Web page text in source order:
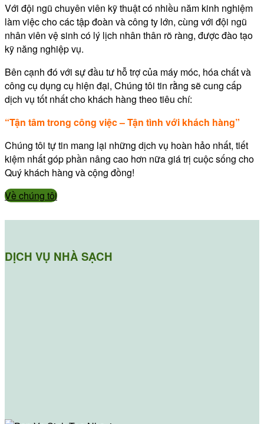
Với đội ngũ chuyên viên kỹ thuật có nhiều năm kinh nghiệm
làm việc cho các tập đoàn và công ty lớn, cùng với đội ngũ
nhân viên vệ sinh có lý lịch nhân thân rõ ràng, được đào tạo
kỹ năng nghiệp vụ.
Bên cạnh đó với sự đầu tư hỗ trợ của máy móc, hóa chất và
công cụ dụng cụ hiện đại, Chúng tôi tin rằng sẽ cung cấp
dịch vụ tốt nhất cho khách hàng theo tiêu chí:
“Tận tâm trong công việc – Tận tình với khách hàng”
Chúng tôi tự tin mang lại những dịch vụ hoàn hảo nhất, tiết
kiệm nhất góp phần nâng cao hơn nữa giá trị cuộc sống cho
Quý khách hàng và cộng đồng!
Về chúng tôi
DỊCH VỤ NHÀ SẠCH